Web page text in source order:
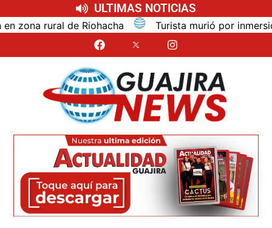
ULTIMAS NOTICIAS
rural de Riohacha Turista murió por inmersión